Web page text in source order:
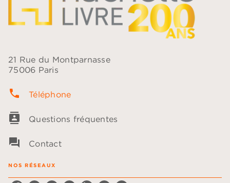
21 Rue du Montparnasse
75006 Paris
phone Téléphone
contacts Questions fréquentes
question_answer Contact
NOS RÉSEAUX